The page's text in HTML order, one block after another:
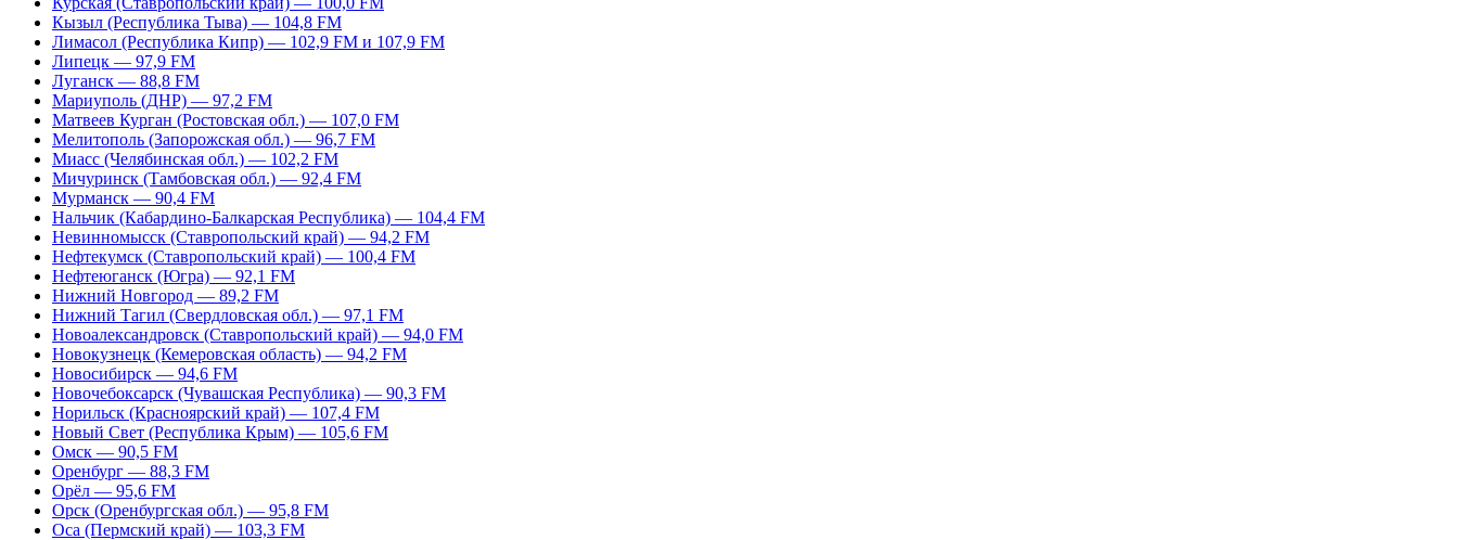
Кызыл (Республика Тыва) — 104,8 FM
Лимасол (Республика Кипр) — 102,9 FM и 107,9 FM
Липецк — 97,9 FM
Луганск — 88,8 FM
Мариуполь (ДНР) — 97,2 FM
Матвеев Курган (Ростовская обл.) — 107,0 FM
Мелитополь (Запорожская обл.) — 96,7 FM
Миасс (Челябинская обл.) — 102,2 FM
Мичуринск (Тамбовская обл.) — 92,4 FM
Мурманск — 90,4 FM
Нальчик (Кабардино-Балкарская Республика) — 104,4 FM
Невинномысск (Ставропольский край) — 94,2 FM
Нефтекумск (Ставропольский край) — 100,4 FM
Нефтеюганск (Югра) — 92,1 FM
Нижний Новгород — 89,2 FM
Нижний Тагил (Свердловская обл.) — 97,1 FM
Новоалександровск (Ставропольский край) — 94,0 FM
Новокузнецк (Кемеровская область) — 94,2 FM
Новосибирск — 94,6 FM
Новочебоксарск (Чувашская Республика) — 90,3 FM
Норильск (Красноярский край) — 107,4 FM
Новый Свет (Республика Крым) — 105,6 FM
Омск — 90,5 FM
Оренбург — 88,3 FM
Орёл — 95,6 FM
Орск (Оренбургская обл.) — 95,8 FM
Оса (Пермский край) — 103,3 FM